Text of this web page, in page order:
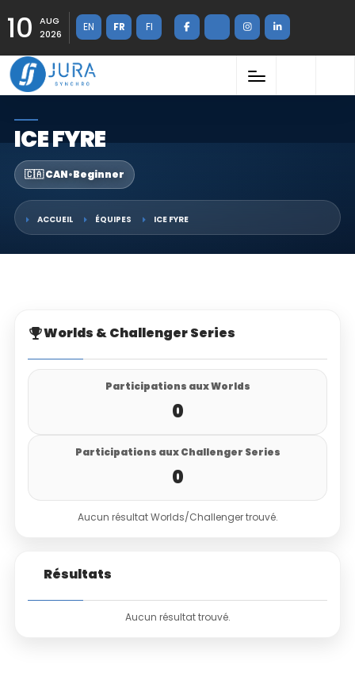
10
AUG
2026
EN FR FI
ICE FYRE
🇨🇦 CAN•Beginner
ACCUEIL ÉQUIPES ICE FYRE
Worlds & Challenger Series
Participations aux Worlds
0
Participations aux Challenger Series
0
Aucun résultat Worlds/Challenger trouvé.
Résultats
Aucun résultat trouvé.